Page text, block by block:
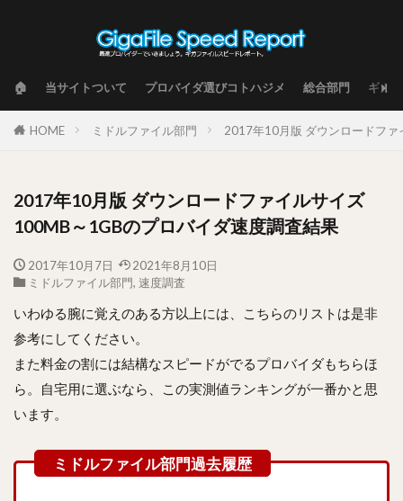
🏠 当サイトついて プロバイダ選びコトハジメ 総合部門 ギガ
HOME ミドルファイル部門 2017年10月版 ダウンロードフ
2017年10月版 ダウンロードファイルサイズ
100MB～1GBのプロバイダ速度調査結果
2017年10月7日
2021年8月10日
ミドルファイル部門, 速度調査
いわゆる腕に覚えのある方以上には、こちらのリストは是非
参考にしてください。
また料金の割には結構なスピードがでるプロバイダもちらほ
ら。自宅用に選ぶなら、この実測値ランキングが一番かと思
います。